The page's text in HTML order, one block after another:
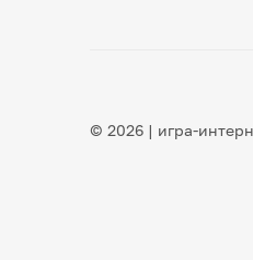
© 2026 | игра-